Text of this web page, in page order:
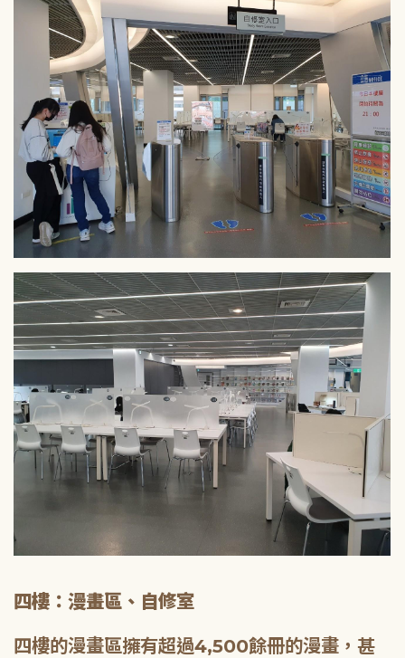
四樓：漫畫區、自修室
四樓的漫畫區擁有超過4,500餘冊的漫畫，甚